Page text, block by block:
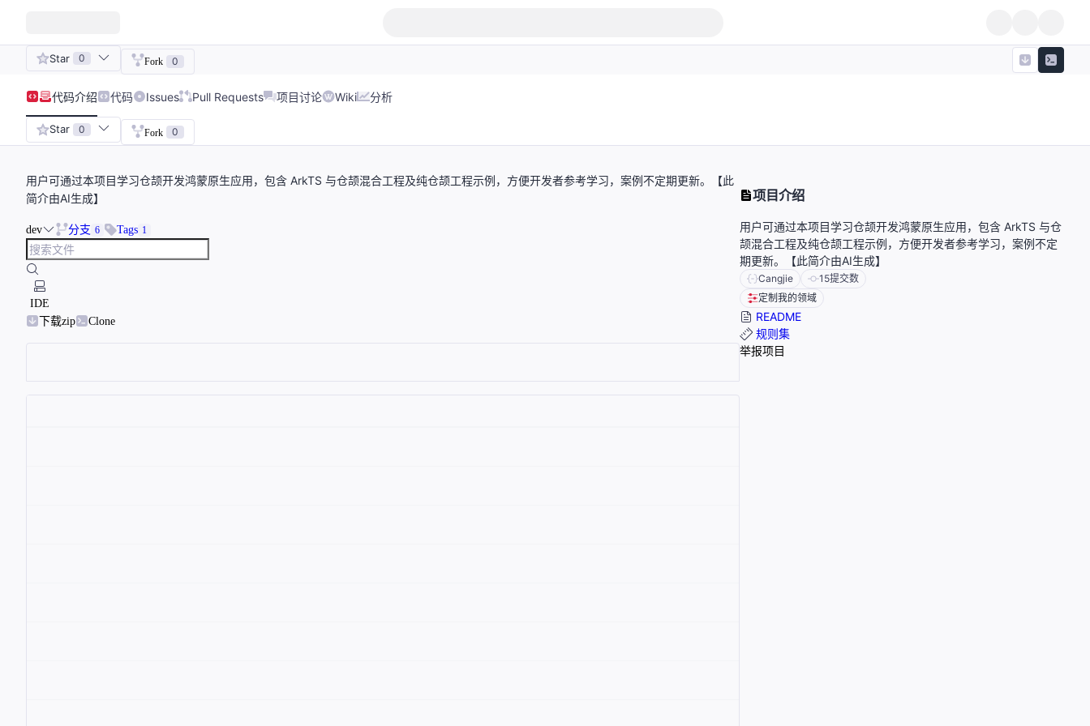
Star 0 Fork 0
代码介绍 代码 Issues Pull Requests 项目讨论 Wiki 分析
Star 0 Fork 0
用户可通过本项目学习仓颉开发鸿蒙原生应用，包含 ArkTS 与仓颉混合工程及纯仓颉工程示例，方便开发者参考学习，案例不定期更新。【此
简介由AI生成】
dev 分支 6 Tags 1
IDE
下载zip
Clone
项目介绍
用户可通过本项目学习仓颉开发鸿蒙原生应用，包含 ArkTS 与仓
颉混合工程及纯仓颉工程示例，方便开发者参考学习，案例不定
期更新。【此简介由AI生成】
Cangjie 15提交数
定制我的领域
README
规则集
举报项目